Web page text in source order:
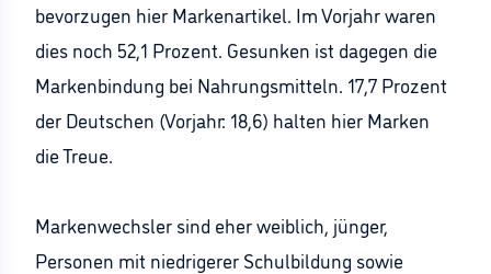
bevorzugen hier Markenartikel. Im Vorjahr waren
dies noch 52,1 Prozent. Gesunken ist dagegen die
Markenbindung bei Nahrungsmitteln. 17,7 Prozent
der Deutschen (Vorjahr: 18,6) halten hier Marken
die Treue.
Markenwechsler sind eher weiblich, jünger,
Personen mit niedrigerer Schulbildung sowie